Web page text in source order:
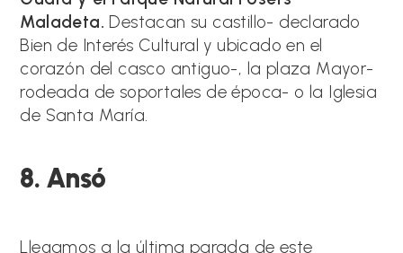
Maladeta. Destacan su castillo- declarado
Bien de Interés Cultural y ubicado en el
corazón del casco antiguo-, la plaza Mayor-
rodeada de soportales de época- o la Iglesia
de Santa María.
8. Ansó
Llegamos a la última parada de este